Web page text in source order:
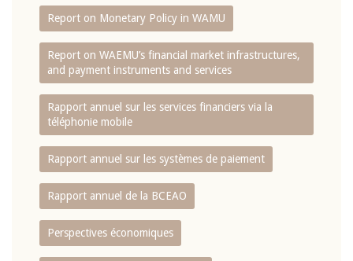
Report on Monetary Policy in WAMU
Report on WAEMU’s financial market infrastructures,
and payment instruments and services
Rapport annuel sur les services financiers via la
téléphonie mobile
Rapport annuel sur les systèmes de paiement
Rapport annuel de la BCEAO
Perspectives économiques